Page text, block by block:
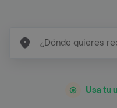
Usa tu